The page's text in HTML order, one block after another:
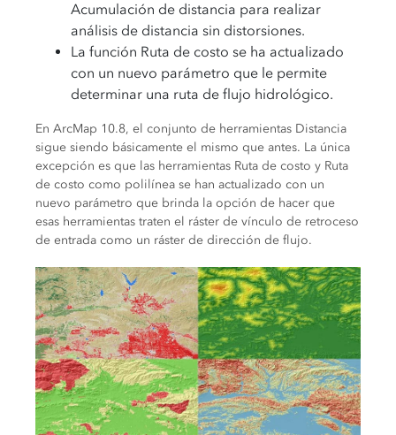
Acumulación de distancia para realizar
análisis de distancia sin distorsiones.
La función Ruta de costo se ha actualizado
con un nuevo parámetro que le permite
determinar una ruta de flujo hidrológico.
En ArcMap 10.8, el conjunto de herramientas Distancia
sigue siendo básicamente el mismo que antes. La única
excepción es que las herramientas Ruta de costo y Ruta
de costo como polilínea se han actualizado con un
nuevo parámetro que brinda la opción de hacer que
esas herramientas traten el ráster de vínculo de retroceso
de entrada como un ráster de dirección de flujo.